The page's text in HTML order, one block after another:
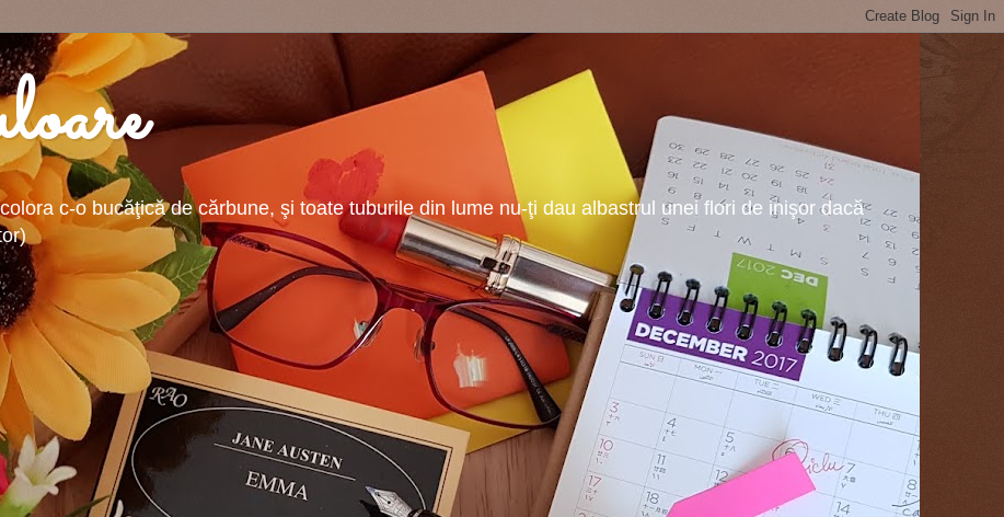
c-o bucăţică de cărbune, şi toate tuburile din lume nu-ţi dau albastrul unei flori de inişor dacă